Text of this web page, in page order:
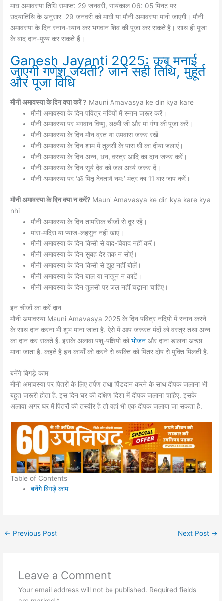
माघ अमावस्या तिथि समाप्त: 29 जनवरी, सायंकाल 06: 05 मिनट पर
उदयातिथि के अनुसार 29 जनवरी को माघी या मौनी अमावस्या मानी जाएगी। मौनी
अमावस्या के दिन स्नान-ध्यान कर भगवान शिव की पूजा कर सकते हैं। साथ ही पूजा
के बाद दान-पुण्य कर सकते हैं।
Ganesh Jayanti 2025: कब मनाई
जाएगी गणेश जयंती? जानें सही तिथि, मुहूर्त
और पूजा विधि
मौनी अमावस्या के दिन क्या करें ? Mauni Amavasya ke din kya kare
मौनी अमावस्या के दिन पवित्र नदियों में स्नान जरूर करें।
मौनी अमावस्या पर भगवान विष्णु, लक्ष्मी जी और मां गंगा की पूजा करें।
मौनी अमावस्या के दिन मौन व्रत या उपवास जरूर रखें
मौनी अमावस्या के दिन शाम में तुलसी के पास घी का दीया जलाएं।
मौनी अमावस्या के दिन अन्न, धन, वस्त्र आदि का दान जरूर करें।
मौनी अमावस्या के दिन सूर्य देव को जल अर्घ्य जरूर दें।
मौनी अमावस्या पर ‘ॐ पितृ देवतायै नम:’ मंत्र का 11 बार जाप करें।
मौनी अमावस्या के दिन क्या न करें? Mauni Amavasya ke din kya kare kya
nhi
मौनी अमावस्या के दिन तामसिक चीजों से दूर रहें।
मांस-मदिरा या प्याज-लहसुन नहीं खाएं।
मौनी अमावस्या के दिन किसी से वाद-विवाद नहीं करें।
मौनी अमावस्या के दिन सुबह देर तक न सोएं।
मौनी अमावस्या के दिन किसी से झूठ नहीं बोलें।
मौनी अमावस्या के दिन बाल या नाखून न काटें।
मौनी अमावस्या के दिन तुलसी पर जल नहीं चढ़ाना चाहिए।
इन चीजों का करें दान
मौनी अमावस्या Mauni Amavasya 2025 के दिन पवित्र नदियों में स्नान करने
के साथ दान करना भी शुभ माना जाता है. ऐसे में आप जरूरत मंदों को वस्त्र तथा अन्न
का दान कर सकते हैं. इसके अलावा पशु-पक्षियों कोभोजनऔर दाना डालना अच्छा
माना जाता है. कहते हैं इन कार्यों को करने से व्यक्ति को पितर दोष से मुक्ति मिलती है.
बनेंगे बिगड़े काम
मौनी अमावस्या पर पितरों के लिए तर्पण तथा पिंडदान करने के साथ दीपक जलाना भी
बहुत जरूरी होता है. इस दिन घर की दक्षिण दिशा में दीपक जलाना चाहिए. इसके
अलावा अगर घर में पितरों की तस्वीर है तो वहां भी एक दीपक जलाया जा सकता है.
Table of Contents
बनेंगे बिगड़े काम
← Previous Post Next Post →
Leave a Comment
Your email address will not be published. Required fields